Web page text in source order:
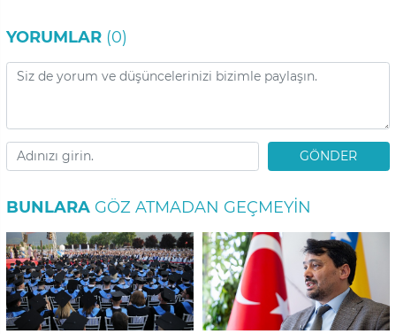
YORUMLAR (0)
GÖNDER
BUNLARA GÖZ ATMADAN GEÇMEYIN